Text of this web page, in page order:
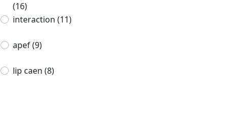
(16)
interaction (11)
apef(9)
lip caen (8)